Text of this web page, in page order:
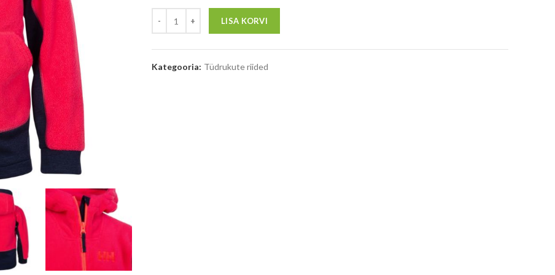
LISA KORVI
Kategooria: Tüdrukute riided